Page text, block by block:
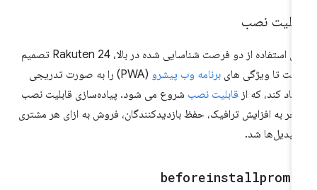
نصب
برای استفاده از دو فرصت شناسایی شده در بالا، Rakuten 24 تصمیم
تا ویژگی هایبرنامه وب پیشرو
(PWA) را به صورت تدریجی
کند، که ازقابلیت نصبشروع می شود. پیاده‌سازی قابلیت نصب
به افزایش ترافیک، حفظ بازدیدکنندگان، فروش به ازای هر مشتری
شد.